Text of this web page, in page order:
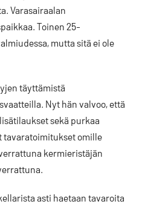
Varasairaalan
Toinen 25-
mutta sitä ei ole
täyttämistä
Nyt hän valvoo, että
sekä purkaa
tavaratoimitukset omille
kermieristäjän
asti haetaan tavaroita